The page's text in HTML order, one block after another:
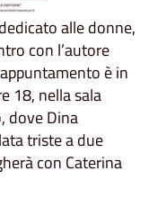
alle donne,
con l’autore
è in
18, nella sala
dove Dina
triste a due
con Caterina